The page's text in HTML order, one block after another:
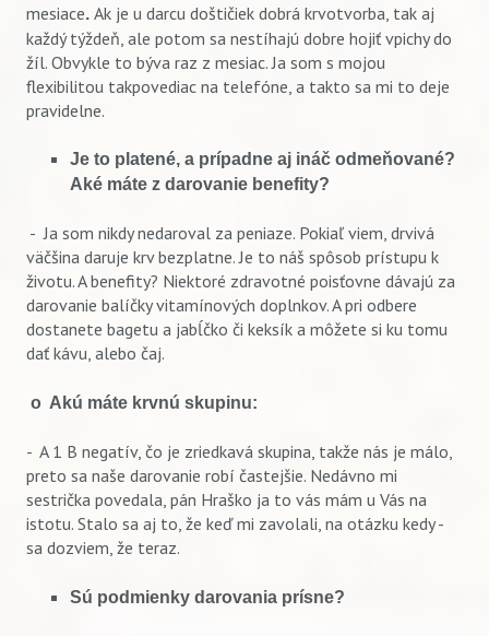
mesiace. Ak je u darcu doštičiek dobrá krvotvorba, tak aj
každý týždeň, ale potom sa nestíhajú dobre hojiť vpichy do
žíl. Obvykle to býva raz z mesiac. Ja som s mojou
flexibilitou takpovediac na telefóne, a takto sa mi to deje
pravidelne.
Je to platené, a prípadne aj ináč odmeňované?
Aké máte z darovanie benefity?
- Ja som nikdy nedaroval za peniaze. Pokiaľ viem, drvivá
väčšina daruje krv bezplatne. Je to náš spôsob prístupu k
životu. A benefity? Niektoré zdravotné poisťovne dávajú za
darovanie balíčky vitamínových doplnkov. A pri odbere
dostanete bagetu a jabĺčko či keksík a môžete si ku tomu
dať kávu, alebo čaj.
o Akú máte krvnú skupinu:
- A 1 B negatív, čo je zriedkavá skupina, takže nás je málo,
preto sa naše darovanie robí častejšie. Nedávno mi
sestrička povedala, pán Hraško ja to vás mám u Vás na
istotu. Stalo sa aj to, že keď mi zavolali, na otázku kedy -
sa dozviem, že teraz.
Sú podmienky darovania prísne?